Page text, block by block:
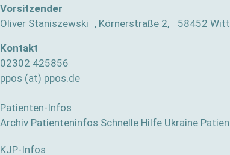
Vorsitzender
Oliver Staniszewski , Körnerstraße 2, 58452
Kontakt
02302 425856
ppos (at) ppos.de
Patienten-Infos
Archiv Patienteninfos Schnelle Hilfe Ukraine
KJP-Infos